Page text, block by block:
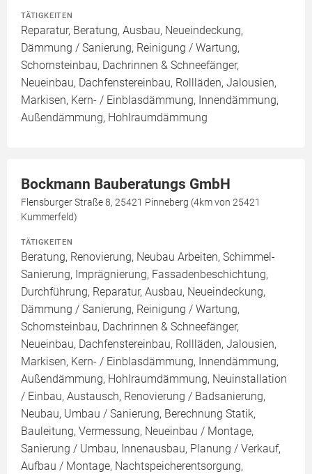
TÄTIGKEITEN
Reparatur, Beratung, Ausbau, Neueindeckung,
Dämmung / Sanierung, Reinigung / Wartung,
Schornsteinbau, Dachrinnen & Schneefänger,
Neueinbau, Dachfenstereinbau, Rollläden, Jalousien,
Markisen, Kern- / Einblasdämmung, Innendämmung,
Außendämmung, Hohlraumdämmung
Bockmann Bauberatungs GmbH
Flensburger Straße 8, 25421 Pinneberg (4km von 25421
Kummerfeld)
TÄTIGKEITEN
Beratung, Renovierung, Neubau Arbeiten, Schimmel-
Sanierung, Imprägnierung, Fassadenbeschichtung,
Durchführung, Reparatur, Ausbau, Neueindeckung,
Dämmung / Sanierung, Reinigung / Wartung,
Schornsteinbau, Dachrinnen & Schneefänger,
Neueinbau, Dachfenstereinbau, Rollläden, Jalousien,
Markisen, Kern- / Einblasdämmung, Innendämmung,
Außendämmung, Hohlraumdämmung, Neuinstallation
/ Einbau, Austausch, Renovierung / Badsanierung,
Neubau, Umbau / Sanierung, Berechnung Statik,
Bauleitung, Vermessung, Neueinbau / Montage,
Sanierung / Umbau, Innenausbau, Planung / Verkauf,
Aufbau / Montage, Nachtspeicherentsorgung,